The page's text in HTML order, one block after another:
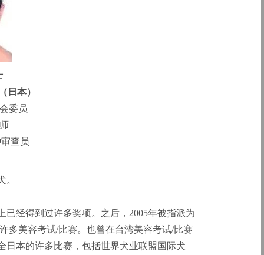
日本）
委员
查员
。
经得到过许多奖项。之后，2005年被指派为
多美容考试/比赛。也曾在台湾美容考试/比赛
日本的许多比赛，包括世界犬业联盟国际犬